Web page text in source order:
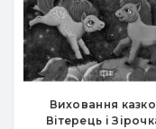
Виховання
Вітерець і